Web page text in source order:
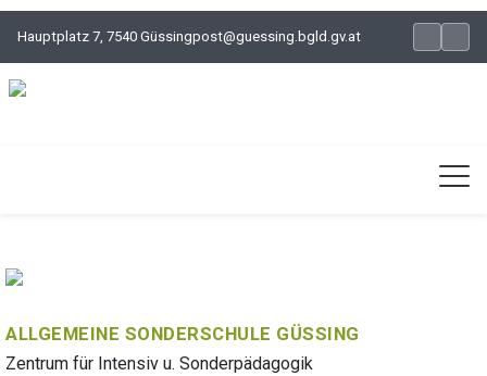
Hauptplatz 7, 7540 Güssingpost@guessing.bgld.gv.at
ALLGEMEINE SONDERSCHULE GÜSSING
Zentrum für Intensiv u. Sonderpädagogik